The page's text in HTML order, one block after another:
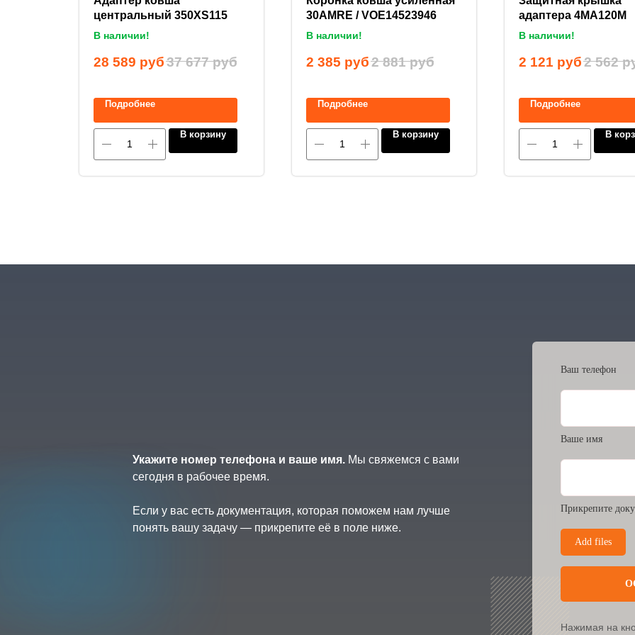
центральный 350XS115
В наличии!
28 589 руб37 677 руб
Подробнее
В корзину
30AMRE / VOE14523946
В наличии!
2 385 руб2 881 руб
Подробнее
В корзину
адаптера 4MA120M
В наличии!
2 121 руб2 562
Подробнее
В
Укажите номер телефона и ваше имя. Мы свяжемся с вами
сегодня в рабочее время.
Если у вас есть документация, которая поможем нам лучше
понять вашу задачу — прикрепите её в поле ниже.
Нажимая на
Ваш телефон
Ваше имя
Прикрепите
Add files